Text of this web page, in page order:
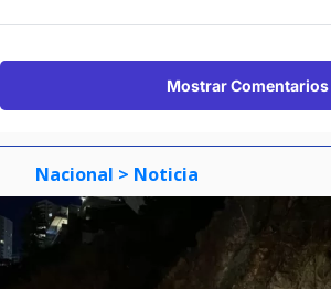
Mostrar Comentarios
Nacional > Noticia